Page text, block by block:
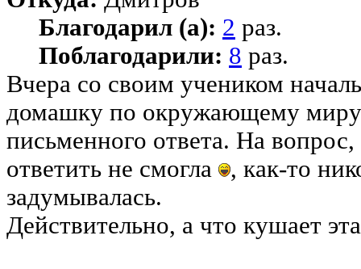
Благодарил (а): 2 раз.
Поблагодарили: 8 раз.
Вчера со своим учеником
домашку по окружающему
письменного ответа. На
ответить не смогла
, как-то
задумывалась.
Действительно, а что кушает